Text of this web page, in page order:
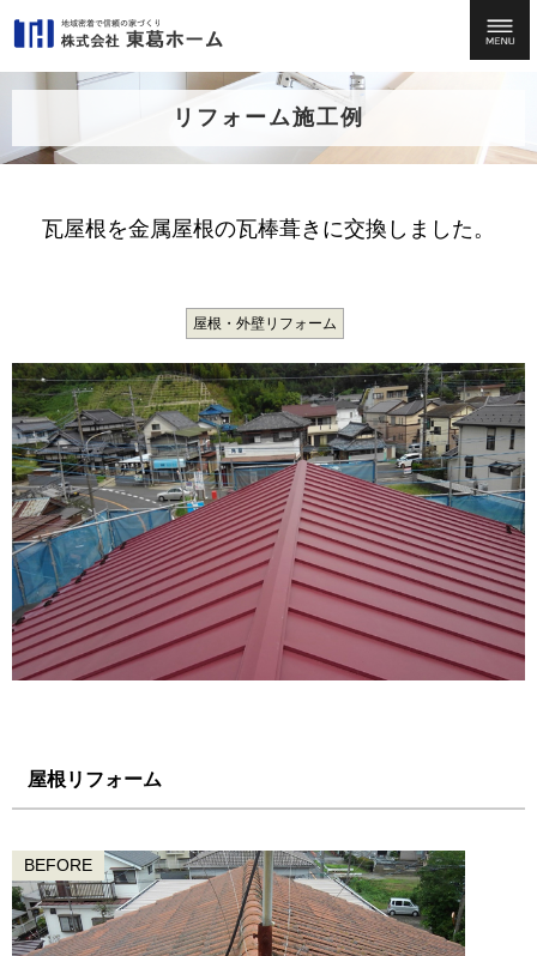
リフォーム施工例
瓦屋根を金属屋根の瓦棒葺きに交換しました。
屋根・外壁リフォーム
屋根リフォーム
BEFORE